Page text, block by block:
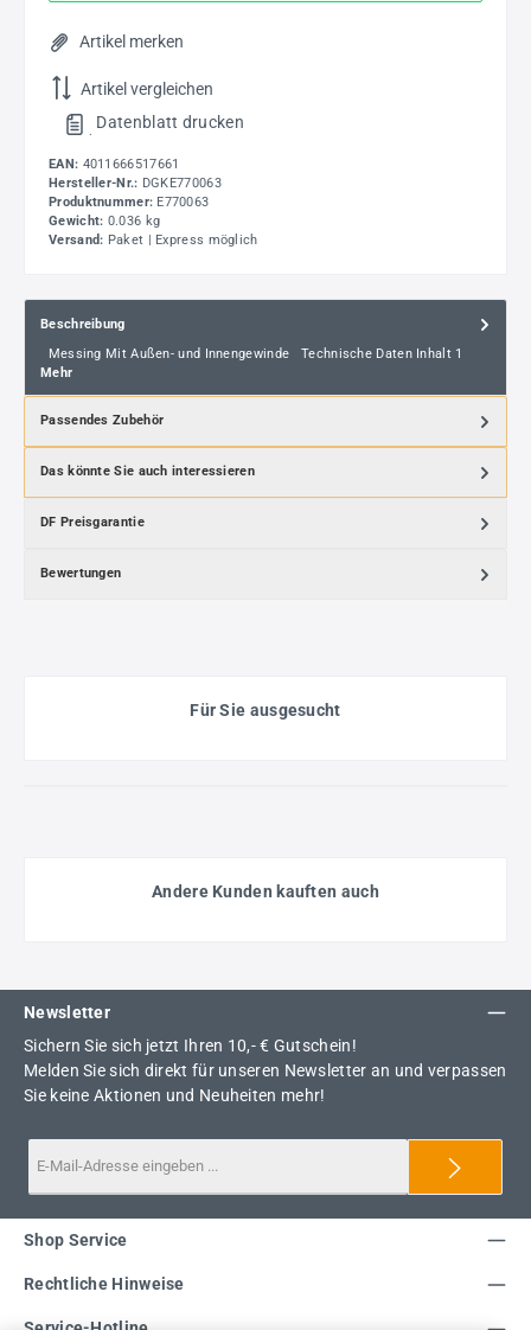
Artikel merken
Artikel vergleichen
. Datenblatt drucken
EAN: 4011666517661
Hersteller-Nr.: DGKE770063
Produktnummer: E770063
Gewicht: 0.036 kg
Versand: Paket | Express möglich
Beschreibung
Messing Mit Außen- und Innengewinde Technische Daten Inhalt 1
Mehr
Passendes Zubehör
Das könnte Sie auch interessieren
DF Preisgarantie
Bewertungen
Für Sie ausgesucht
Andere Kunden kauften auch
Newsletter
Sichern Sie sich jetzt Ihren 10,- € Gutschein!
Melden Sie sich direkt für unseren Newsletter an und verpassen
Sie keine Aktionen und Neuheiten mehr!
Shop Service
Rechtliche Hinweise